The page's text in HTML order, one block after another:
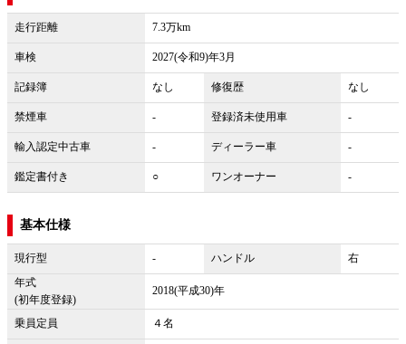
走行距離 7.3万km
車検 2027(令和9)年3月
記録簿 なし 修復歴 なし
禁煙車 - 登録済未使用車 -
輸入認定中古車 - ディーラー車 -
鑑定書付き ○ ワンオーナー -
基本仕様
現行型 - ハンドル
右
年式
(初年度登録)
2018(平成30)年
乗員定員 ４名